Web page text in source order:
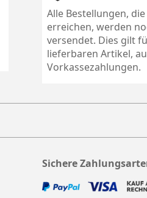
Alle Bestellungen,
erreichen, werden
versendet. Dies gilt
lieferbaren Artikel,
Vorkassezahlungen.
Sichere